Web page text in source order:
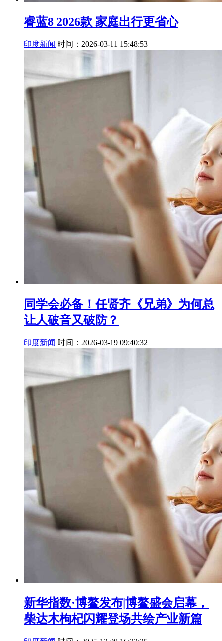
睿蓝8 2026款 家庭出行更省心
印度新闻 时间：2026-03-11 15:48:53
同学会必备！任贤齐《兄弟》为何总
让人破音又破防？
印度新闻 时间：2026-03-19 09:40:32
新华指数·博鳌发布|博鳌盛会启幕，
柴达木枸杞闪耀登场共绘产业新篇